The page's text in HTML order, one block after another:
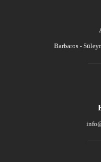
Barbaros -